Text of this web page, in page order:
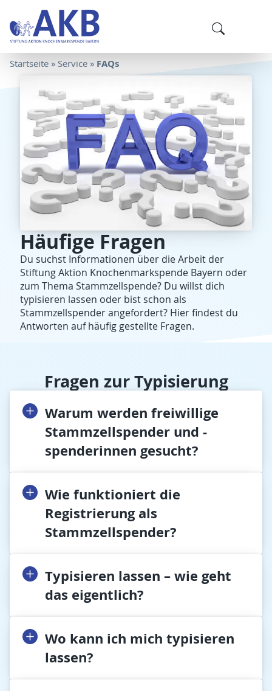
Startseite » Service » FAQs
Häufige Fragen
Du suchst Informationen über die Arbeit der
Stiftung Aktion Knochenmarkspende Bayern oder
zum Thema Stammzellspende? Du willst dich
typisieren lassen oder bist schon als
Stammzellspender angefordert? Hier findest du
Antworten auf häufig gestellte Fragen.
Fragen zur Typisierung
Warum werden freiwillige
Stammzellspender und -
spenderinnen gesucht?
Wie funktioniert die
Registrierung als
Stammzellspender?
Typisieren lassen – wie geht
das eigentlich?
Wo kann ich mich typisieren
lassen?